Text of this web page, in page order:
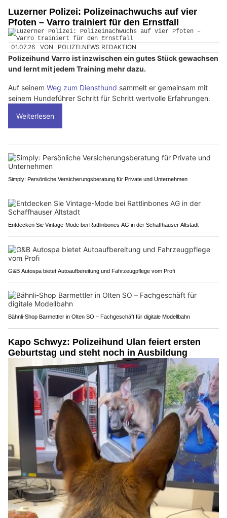
Luzerner Polizei: Polizeinachwuchs auf vier
Pfoten – Varro trainiert für den Ernstfall
01.07.26 VON POLIZEI.NEWS REDAKTION
Polizeihund Varro ist inzwischen ein gutes Stück gewachsen
und lernt mit jedem Training mehr dazu.
Auf seinem Weg zum Diensthund sammelt er gemeinsam mit
seinem Hundeführer Schritt für Schritt wertvolle Erfahrungen.
Weiterlesen
Simply: Persönliche Versicherungsberatung für Private und Unternehmen
Entdecken Sie Vintage-Mode bei Rattlinbones AG in der Schaffhauser Altstadt
G&B Autospa bietet Autoaufbereitung und Fahrzeugpflege vom Profi
Bähnli-Shop Barmettler in Olten SO – Fachgeschäft für digitale Modellbahn
Kapo Schwyz: Polizeihund Ulan feiert ersten
Geburtstag und steht noch in Ausbildung